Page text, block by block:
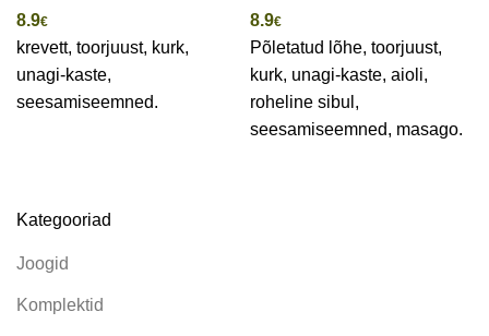
Kategooriad
Joogid
Komplektid
8.9€
krevett, toorjuust, kurk,
unagi-kaste,
seesamiseemned.
8.9€
Põletatud lõhe, toorjuust,
kurk, unagi-kaste, aioli,
roheline sibul,
seesamiseemned, masago.